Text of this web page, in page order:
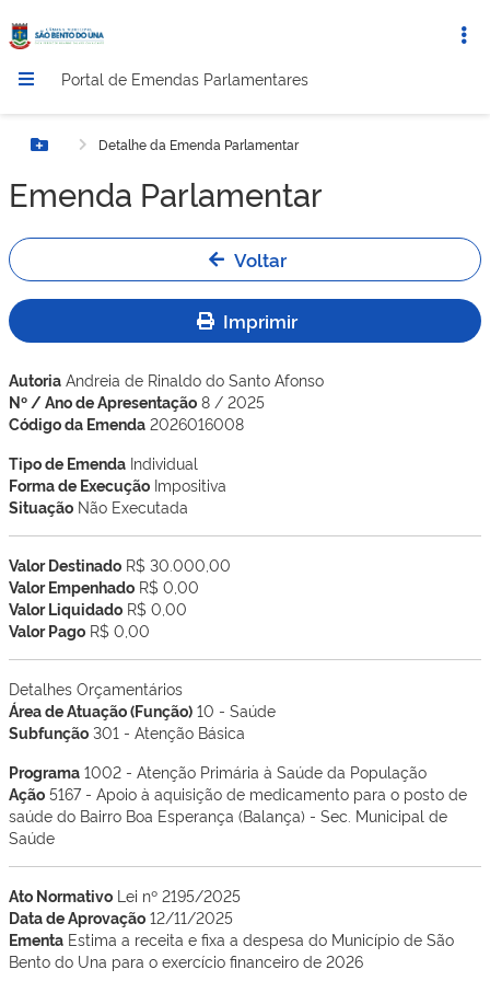
Portal de Emendas Parlamentares
Botão MenuDetalhe da Emenda Parlamentar
Emenda Parlamentar
Voltar
Imprimir
Autoria Andreia de Rinaldo do Santo Afonso
Nº / Ano de Apresentação 8 / 2025
Código da Emenda 2026016008
Tipo de Emenda Individual
Forma de Execução Impositiva
Situação Não Executada
Valor Destinado R$ 30.000,00
Valor Empenhado R$ 0,00
Valor Liquidado R$ 0,00
Valor Pago R$ 0,00
Detalhes Orçamentários
Área de Atuação (Função) 10 - Saúde
Subfunção 301 - Atenção Básica
Programa 1002 - Atenção Primária à Saúde da População
Ação 5167 - Apoio à aquisição de medicamento para o posto de
saúde do Bairro Boa Esperança (Balança) - Sec. Municipal de
Saúde
Ato Normativo Lei nº 2195/2025
Data de Aprovação 12/11/2025
Ementa Estima a receita e fixa a despesa do Município de São
Bento do Una para o exercício financeiro de 2026